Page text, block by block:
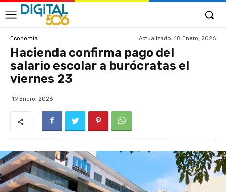
Economía Actualizado: 18 Enero, 2026
Hacienda confirma pago del
salario escolar a burócratas el
viernes 23
19 Enero, 2026